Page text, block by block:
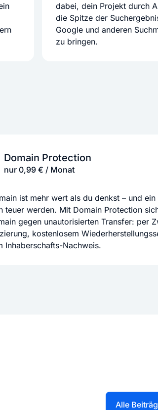
dabei, dein Projekt durch
die Spitze der
Google und anderen
zu bringen.
Domain Protection
nur 0,99 € / Monat
ist mehr wert als du denkst – und
teuer werden. Mit Domain Protection
gegen unautorisierten Transfer: per
kostenlosem
Inhaberschafts-Nachweis.
Alle